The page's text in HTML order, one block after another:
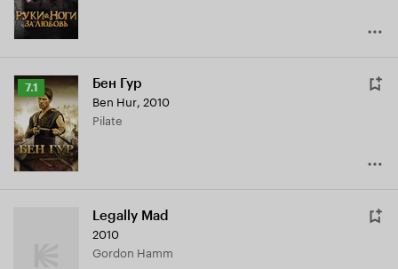
Рейтинг
Кинопоиска
7.1
7.1 Бен Гур
Ben Hur, 2010
Pilate
Legally Mad
2010
Gordon Hamm